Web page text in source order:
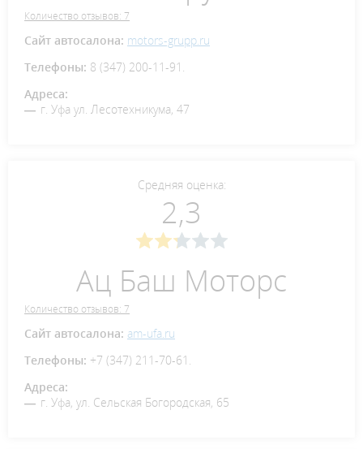
Количество отзывов: 7
Сайт автосалона: motors-grupp.ru
Телефоны: 8 (347) 200-11-91.
Адреса:
г. Уфа ул. Лесотехникума, 47
Средняя оценка:
2,3
Ац Баш Моторс
Количество отзывов: 7
Сайт автосалона: am-ufa.ru
Телефоны: +7 (347) 211-70-61.
Адреса:
г. Уфа, ул. Сельская Богородская, 65